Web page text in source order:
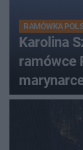
RAMÓWKA
Karolina
ramówce